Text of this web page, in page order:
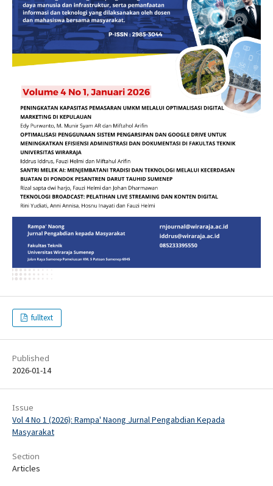
fulltext
Published
2026-01-14
Issue
Vol 4 No 1 (2026): Rampa' Naong Jurnal Pengabdian Kepada
Masyarakat
Section
Articles